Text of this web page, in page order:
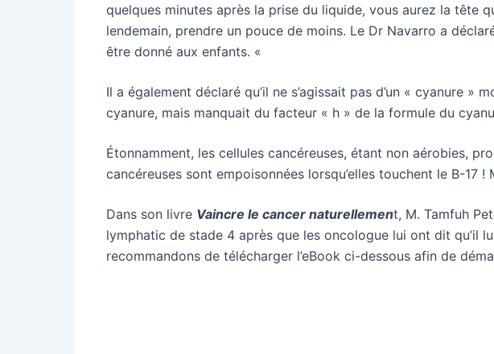
quelques minutes après la prise du liquide, vous aurez la tête
lendemain, prendre un pouce de moins. Le Dr Navarro a
être donné aux enfants. «
Il a également déclaré qu’il ne s’agissait pas d’un « cyanure »
cyanure, mais manquait du facteur « h » de la formule du
Étonnamment, les cellules cancéreuses, étant non aérobies,
cancéreuses sont empoisonnées lorsqu’elles touchent le B-17
Dans son livre Vaincre le cancer naturellement, M. Tamfuh
lymphatic de stade 4 après que les oncologue lui ont dit qu’il
recommandons de télécharger l’eBook ci-dessous afin de